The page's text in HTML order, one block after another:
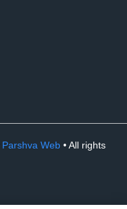
Parshva Web • All rights